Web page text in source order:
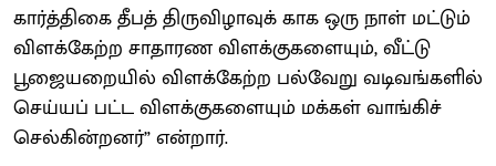
கார்த்திகை தீபத் திருவிழாவுக் காக ஒரு நாள் மட்டும்
விளக்கேற்ற சாதாரண விளக்குகளையும், வீட்டு
பூஜையறையில் விளக்கேற்ற பல்வேறு வடிவங்களில்
செய்யப் பட்ட விளக்குகளையும் மக்கள் வாங்கிச்
செல்கின்றனர்” என்றார்.